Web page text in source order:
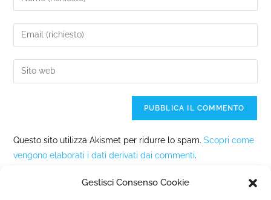
Gestisci Consenso Cookie
Questo sito utilizza Akismet per ridurre lo spam.Scopri come
vengono elaborati i dati derivati dai commenti.